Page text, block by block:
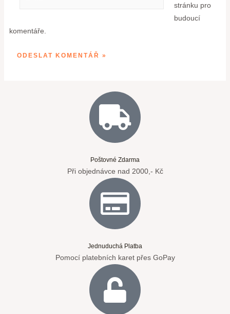
stránku pro
budoucí
komentáře.
Poštovné Zdarma
Při objednávce nad 2000,- Kč
Jednuduchá Platba
Pomocí platebních karet přes GoPay